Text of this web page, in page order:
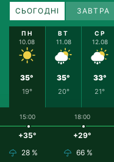
СЬОГОДНІ ЗАВТРА
ПН
10.08
35°
19°
ВТ
11.08
35°
20°
СР
12.08
33°
21°
15:00
+35°
28 %
18:00
+29°
66 %